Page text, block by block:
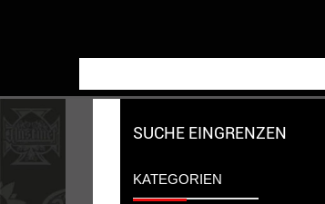
SUCHE EINGRENZEN
KATEGORIEN